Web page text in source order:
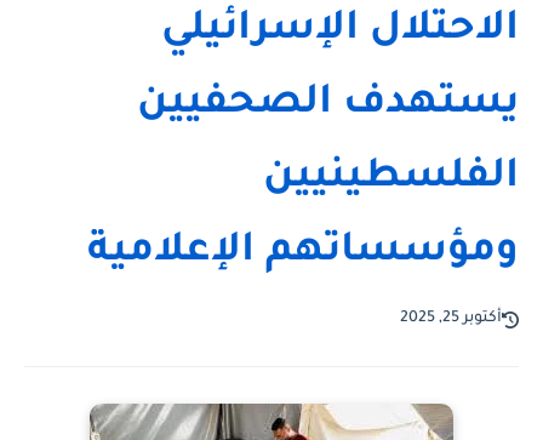
الاحتلال الإسرائيلي
يستهدف الصحفيين
الفلسطينيين
ومؤسساتهم الإعلامية
أكتوبر 25, 2025